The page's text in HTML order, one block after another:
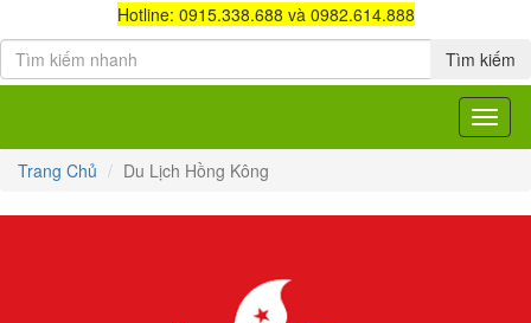
Hotline: 0915.338.688 và 0982.614.888
Tìm kiếm
Toggle
Trang Chủ Du Lịch Hồng Kông